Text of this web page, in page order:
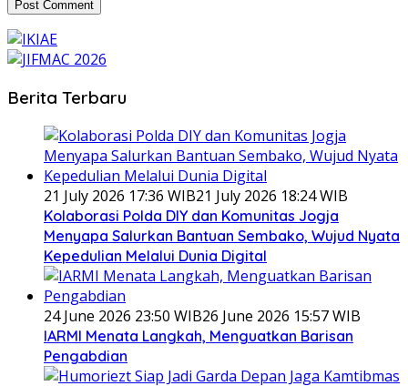
Berita Terbaru
21 July 2026 17:36 WIB21 July 2026 18:24 WIB
Kolaborasi Polda DIY dan Komunitas Jogja
Menyapa Salurkan Bantuan Sembako, Wujud Nyata
Kepedulian Melalui Dunia Digital
24 June 2026 23:50 WIB26 June 2026 15:57 WIB
IARMI Menata Langkah, Menguatkan Barisan
Pengabdian